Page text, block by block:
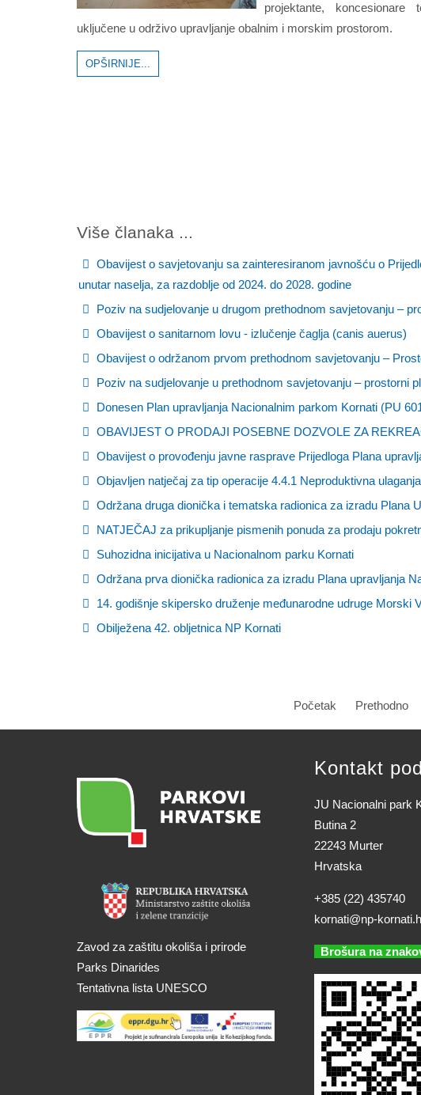
projektante, koncesionare
uključene u održivo upravljanje obalnim i morskim prostorom.
OPŠIRNIJE...
Više članaka ...
Obavijest o savjetovanju sa zainteresiranom javnošću o
unutar naselja, za razdoblje od 2024. do 2028. godine
Poziv na sudjelovanje u drugom prethodnom savjetovanju –
Obavijest o sanitarnom lovu - izlučenje čaglja (canis auerus)
Obavijest o održanom prvom prethodnom savjetovanju –
Poziv na sudjelovanje u prethodnom savjetovanju – prostorni
Donesen Plan upravljanja Nacionalnim parkom Kornati (PU
OBAVIJEST O PRODAJI POSEBNE DOZVOLE ZA
Obavijest o provođenju javne rasprave Prijedloga Plana
Objavljen natječaj za tip operacije 4.4.1 Neproduktivna
Održana druga dionička i tematska radionica za izradu Plana
NATJEČAJ za prikupljanje pismenih ponuda za prodaju
Suhozidna inicijativa u Nacionalnom parku Kornati
Održana prva dionička radionica za izradu Plana upravljanja
14. godišnje skipersko druženje međunarodne udruge Morski
Obilježena 42. obljetnica NP Kornati
Početak Prethodno
Zavod za zaštitu okoliša i prirode
Parks Dinarides
Tentativna lista UNESCO
Kontakt
JU Nacionalni park
Butina 2
22243 Murter
Hrvatska
+385 (22) 435740
kornati@np-
Brošura na